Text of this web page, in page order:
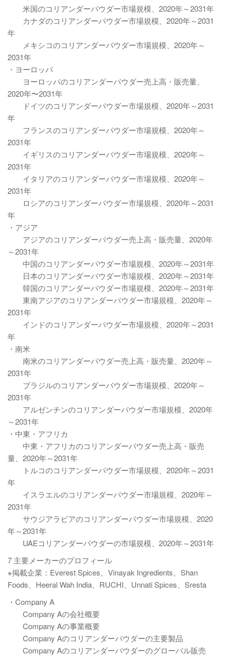
米国のコリアンダーパウダー市場規模、2020年～2031年
カナダのコリアンダーパウダー市場規模、2020年～2031
年
メキシコのコリアンダーパウダー市場規模、2020年～
2031年
・ヨーロッパ
ヨーロッパのコリアンダーパウダー売上高・販売量、
2020年〜2031年
ドイツのコリアンダーパウダー市場規模、2020年～2031
年
フランスのコリアンダーパウダー市場規模、2020年～
2031年
イギリスのコリアンダーパウダー市場規模、2020年～
2031年
イタリアのコリアンダーパウダー市場規模、2020年～
2031年
ロシアのコリアンダーパウダー市場規模、2020年～2031
年
・アジア
アジアのコリアンダーパウダー売上高・販売量、2020年
～2031年
中国のコリアンダーパウダー市場規模、2020年～2031年
日本のコリアンダーパウダー市場規模、2020年～2031年
韓国のコリアンダーパウダー市場規模、2020年～2031年
東南アジアのコリアンダーパウダー市場規模、2020年～
2031年
インドのコリアンダーパウダー市場規模、2020年～2031
年
・南米
南米のコリアンダーパウダー売上高・販売量、2020年～
2031年
ブラジルのコリアンダーパウダー市場規模、2020年～
2031年
アルゼンチンのコリアンダーパウダー市場規模、2020年
～2031年
・中東・アフリカ
中東・アフリカのコリアンダーパウダー売上高・販売
量、2020年～2031年
トルコのコリアンダーパウダー市場規模、2020年～2031
年
イスラエルのコリアンダーパウダー市場規模、2020年～
2031年
サウジアラビアのコリアンダーパウダー市場規模、2020
年～2031年
UAEコリアンダーパウダーの市場規模、2020年～2031年
7 主要メーカーのプロフィール
※掲載企業：Everest Spices、Vinayak Ingredients、Shan
Foods、Heeral Wah India、RUCHI、Unnati Spices、Sresta
・Company A
Company Aの会社概要
Company Aの事業概要
Company Aのコリアンダーパウダーの主要製品
Company Aのコリアンダーパウダーのグローバル販売